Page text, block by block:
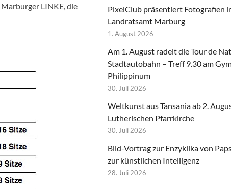
LINKE, die
PixelClub präsentiert Fotografien
Landratsamt Marburg
1. August 2026
Am 1. August radelt die Tour de
Stadtautobahn – Treff 9.30 am
Philippinum
30. Juli 2026
Weltkunst aus Tansania ab 2.
Lutherischen Pfarrkirche
30. Juli 2026
Bild-Vortrag zur Enzyklika von
zur künstlichen Intelligenz
28. Juli 2026